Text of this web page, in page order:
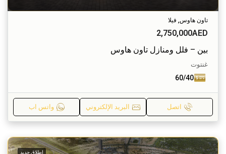
تاون هاوس, فيلا
2,750,000AED
بين – فلل ومنازل تاون هاوس
غنتوت
60/40
اتصل البريد الإلكتروني واتس اب
إطلاق جديد